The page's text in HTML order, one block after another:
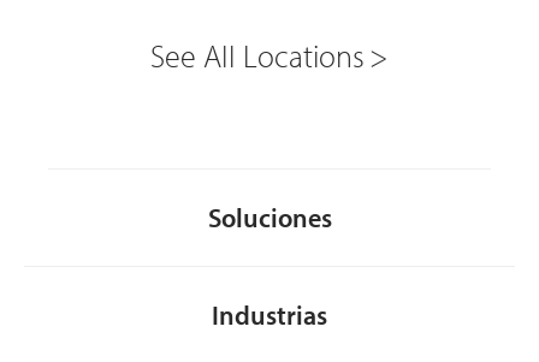
See All Locations
Soluciones
Industrias